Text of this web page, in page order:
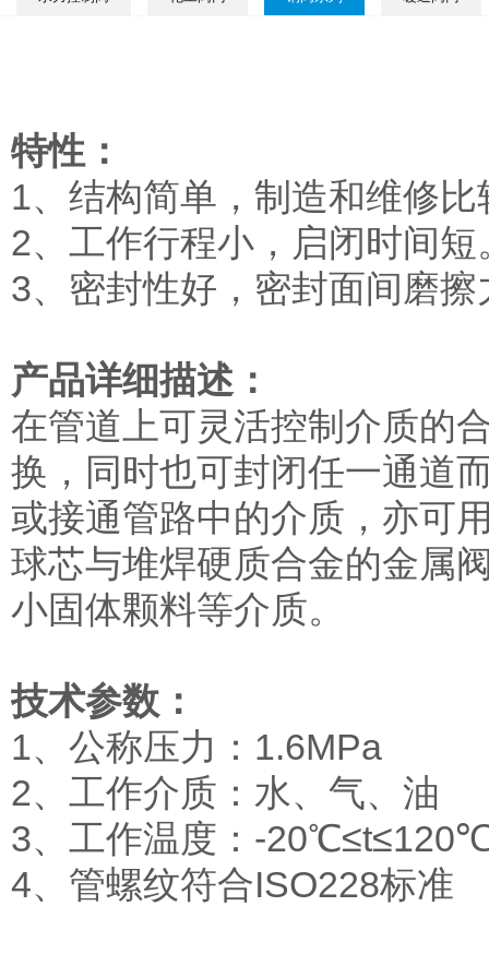
特性：
1、结构简单，制造和维修比
2、工作行程小，启闭时间短
3、密封性好，密封面间磨
产品详细描述：
在管道上可灵活控制介质的
换，同时也可封闭任一通道
或接通管路中的介质，亦可
球芯与堆焊硬质合金的金属
小固体颗料等介质。
技术参数：
1、公称压力：1.6MPa
2、工作介质：水、气、油
3、工作温度：-
4、管螺纹符合ISO228标准